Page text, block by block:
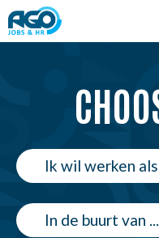
Over AGO
Kantoren